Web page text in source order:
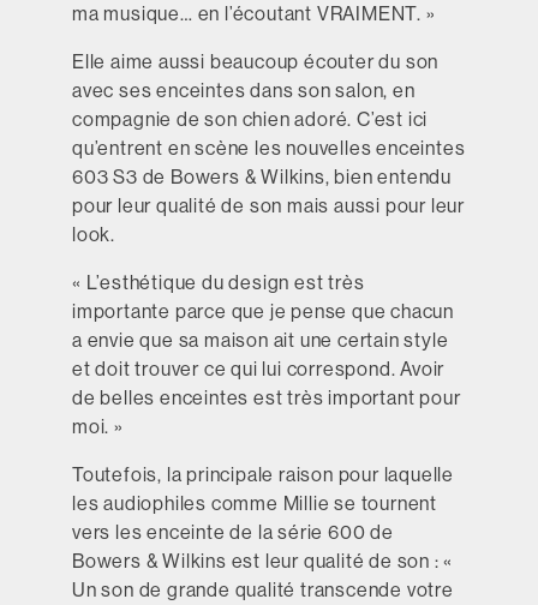
ma musique… en l’écoutant VRAIMENT. »
Elle aime aussi beaucoup écouter du son
avec ses enceintes dans son salon, en
compagnie de son chien adoré. C’est ici
qu’entrent en scène les nouvelles enceintes
603 S3 de Bowers & Wilkins, bien entendu
pour leur qualité de son mais aussi pour leur
look.
« L’esthétique du design est très
importante parce que je pense que chacun
a envie que sa maison ait une certain style
et doit trouver ce qui lui correspond. Avoir
de belles enceintes est très important pour
moi. »
Toutefois, la principale raison pour laquelle
les audiophiles comme Millie se tournent
vers les enceinte de la série 600 de
Bowers & Wilkins est leur qualité de son : «
Un son de grande qualité transcende votre